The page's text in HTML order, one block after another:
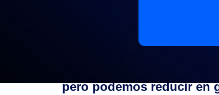
Cuando hablamos de violación
pero podemos reducir en